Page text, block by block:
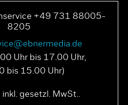
+49 731 88005-
8205
Uhr bis 17.00 Uhr,
bis 15.00 Uhr)
inkl. gesetzl. MwSt..